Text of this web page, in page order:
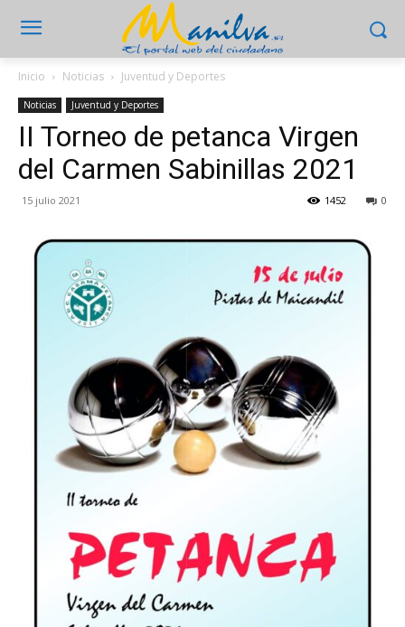
Inicio Noticias Juventud y Deportes
Noticias Juventud y Deportes
II Torneo de petanca Virgen
del Carmen Sabinillas 2021
15 julio 2021 0
1452